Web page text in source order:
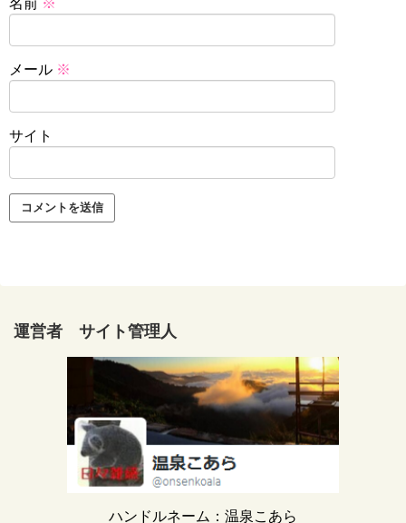
名前 ※
メール ※
サイト
運営者 サイト管理人
ハンドルネーム：温泉こあら